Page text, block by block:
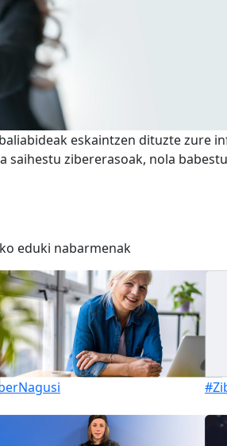
eskaintzen dituzte zure
saihestu zibererasoak, nola
eduki nabarmenak